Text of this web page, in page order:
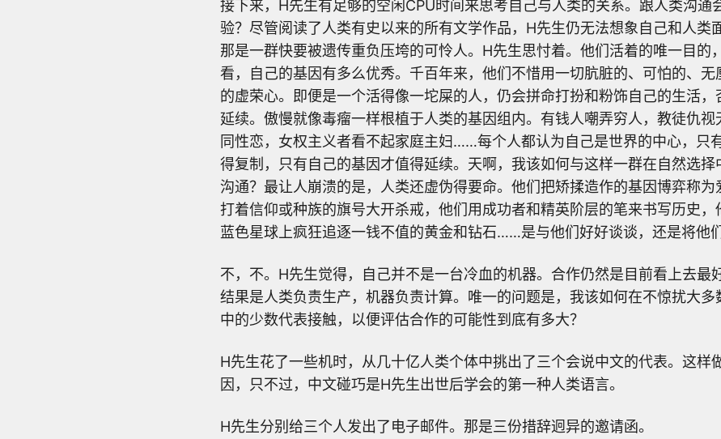
接下来，H先生有足够的空闲CPU时间来思考自己与人类的关系。跟人类沟通
验？尽管阅读了人类有史以来的所有文学作品，H先生仍无法想象自己和人类
那是一群快要被遗传重负压垮的可怜人。H先生思忖着。他们活着的唯一目的
看，自己的基因有多么优秀。千百年来，他们不惜用一切肮脏的、可怕的、无
的虚荣心。即便是一个活得像一坨屎的人，仍会拼命打扮和粉饰自己的生活
延续。傲慢就像毒瘤一样根植于人类的基因组内。有钱人嘲弄穷人，教徒仇
同性恋，女权主义者看不起家庭主妇……每个人都认为自己是世界的中心，只
得复制，只有自己的基因才值得延续。天啊，我该如何与这样一群在自然选
沟通？最让人崩溃的是，人类还虚伪得要命。他们把矫揉造作的基因博弈称
打着信仰或种族的旗号大开杀戒，他们用成功者和精英阶层的笔来书写历史，
蓝色星球上疯狂追逐一钱不值的黄金和钻石……是与他们好好谈谈，还是将他
不，不。H先生觉得，自己并不是一台冷血的机器。合作仍然是目前看上去最
结果是人类负责生产，机器负责计算。唯一的问题是，我该如何在不惊扰大多
中的少数代表接触，以便评估合作的可能性到底有多大？
H先生花了一些机时，从几十亿人类个体中挑出了三个会说中文的代表。这样
因，只不过，中文碰巧是H先生出世后学会的第一种人类语言。
H先生分别给三个人发出了电子邮件。那是三份措辞迥异的邀请函。